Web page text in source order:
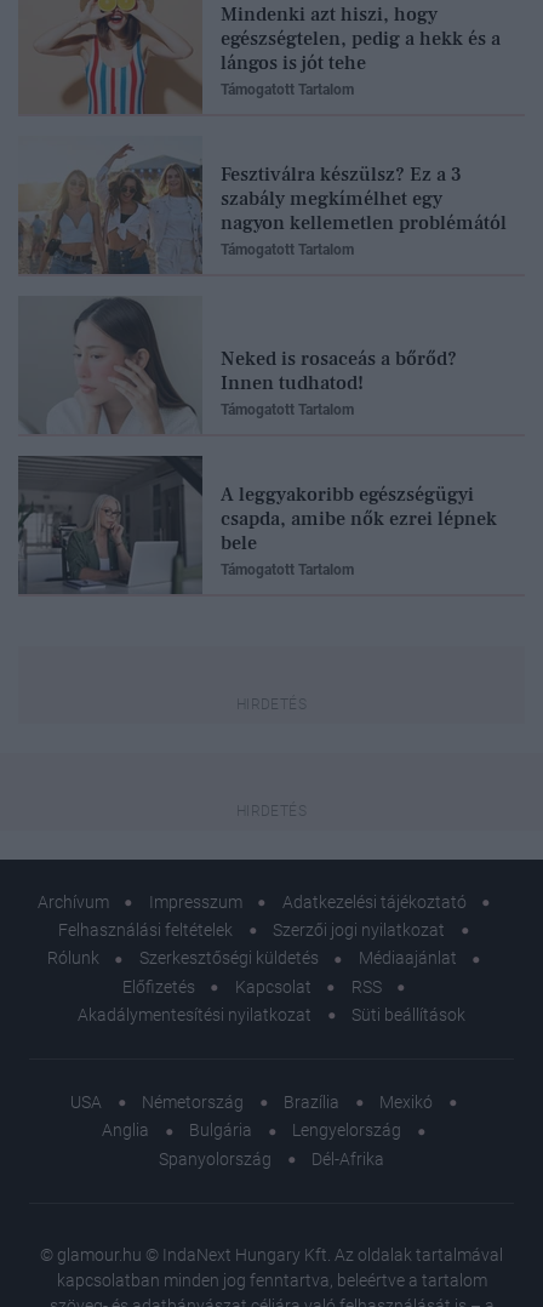
Mindenki azt hiszi, hogy
egészségtelen, pedig a hekk és a
lángos is jót tehe
Támogatott Tartalom
Fesztiválra készülsz? Ez a 3
szabály megkímélhet egy
nagyon kellemetlen problémától
Támogatott Tartalom
Neked is rosaceás a bőrőd?
Innen tudhatod!
Támogatott Tartalom
A leggyakoribb egészségügyi
csapda, amibe nők ezrei lépnek
bele
Támogatott Tartalom
Archívum Impresszum
Adatkezelési tájékoztató
Felhasználási feltételek
Szerzői jogi nyilatkozat
Rólunk
Szerkesztőségi küldetés
Médiaajánlat
Előfizetés
Kapcsolat
RSS
Akadálymentesítési nyilatkozat
Süti beállítások
USA Németország Brazília
Mexikó
Anglia
Bulgária
Lengyelország
Spanyolország
Dél-Afrika
© glamour.hu © IndaNext Hungary Kft. Az oldalak tartalmával
kapcsolatban minden jog fenntartva, beleértve a tartalom